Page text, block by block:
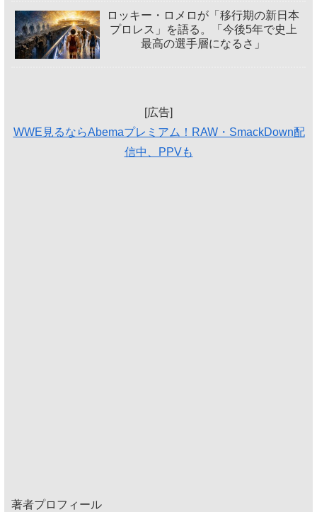
ロッキー・ロメロが「移行期の新日本
プロレス」を語る。「今後5年で史上
最高の選手層になるさ」
[広告]
WWE見るならAbemaプレミアム！RAW・SmackDown配
信中、PPVも
著者プロフィール